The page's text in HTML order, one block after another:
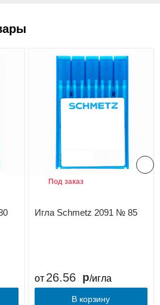
Игла Schmetz 2091 № 85
Под заказ
от 26.56 /игла
В корзину